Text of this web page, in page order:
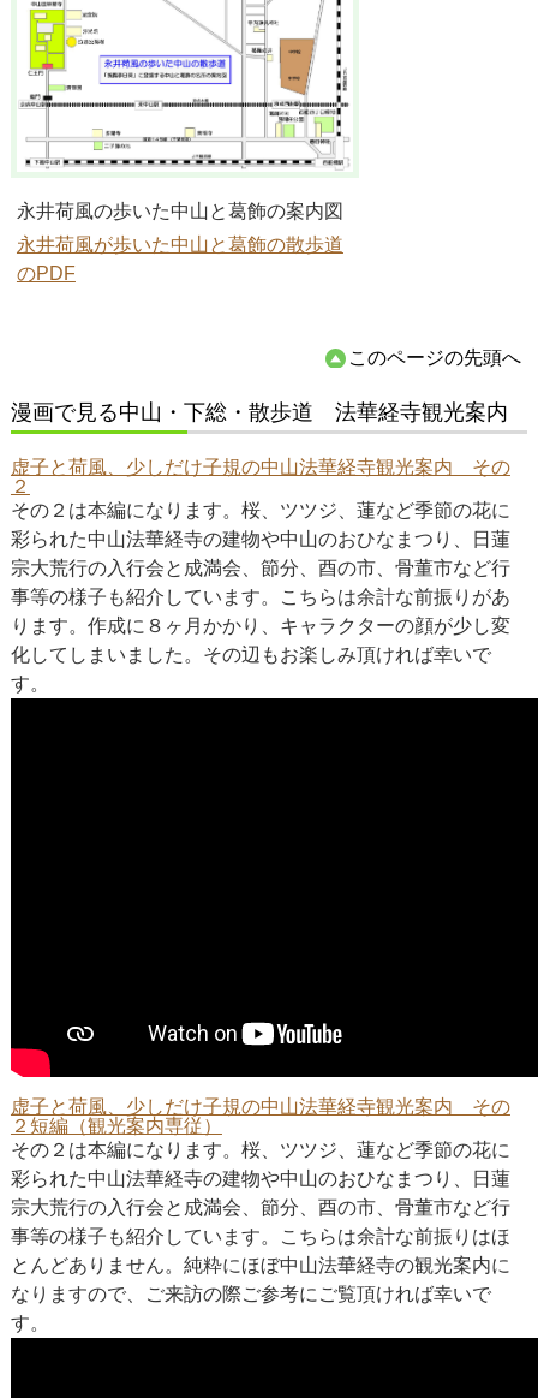
永井荷風の歩いた中山と葛飾の案内図
永井荷風が歩いた中山と葛飾の散歩道
のPDF
このページの先頭へ
漫画で見る中山・下総・散歩道 法華経寺観光案内
虚子と荷風、少しだけ子規の中山法華経寺観光案内 その
２
その２は本編になります。桜、ツツジ、蓮など季節の花に
彩られた中山法華経寺の建物や中山のおひなまつり、日蓮
宗大荒行の入行会と成満会、節分、酉の市、骨董市など行
事等の様子も紹介しています。こちらは余計な前振りがあ
ります。作成に８ヶ月かかり、キャラクターの顔が少し変
化してしまいました。その辺もお楽しみ頂ければ幸いで
す。
虚子と荷風、少しだけ子規の中山法華経寺観光案内 その
２短編（観光案内専従）
その２は本編になります。桜、ツツジ、蓮など季節の花に
彩られた中山法華経寺の建物や中山のおひなまつり、日蓮
宗大荒行の入行会と成満会、節分、酉の市、骨董市など行
事等の様子も紹介しています。こちらは余計な前振りはほ
とんどありません。純粋にほぼ中山法華経寺の観光案内に
なりますので、ご来訪の際ご参考にご覧頂ければ幸いで
す。